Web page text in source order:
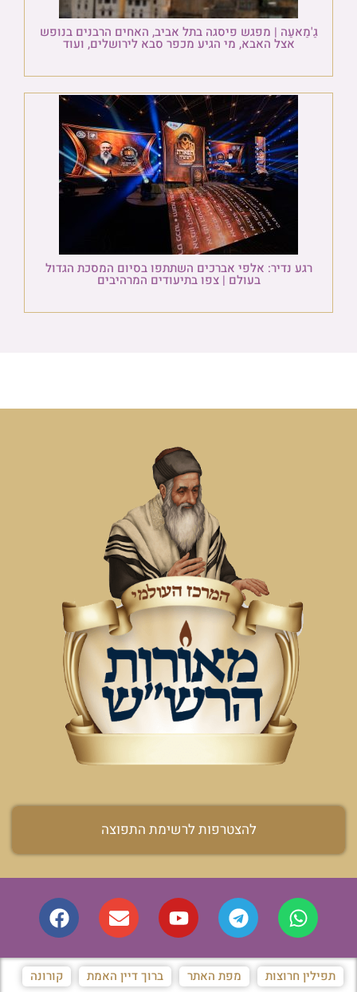
גַ'מַאעַה | מפגש פיסגה בתל אביב, האחים הרבנים בנופש
אצל האבא, מי הגיע מכפר סבא לירושלים, ועוד
רגע נדיר: אלפי אברכים השתתפו בסיום המסכת הגדול
בעולם | צפו בתיעודים המרהיבים
להצטרפות לרשימת התפוצה
תפילין חרוצות מפת האתר ברוך דיין האמת קורונה